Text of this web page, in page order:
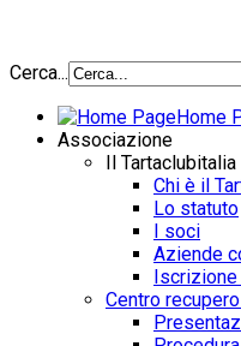
Cerca...
Home
Associazione
Il Tartaclubitalia
Chi è il
Lo statuto
I soci
Aziende
Iscrizione
Centro